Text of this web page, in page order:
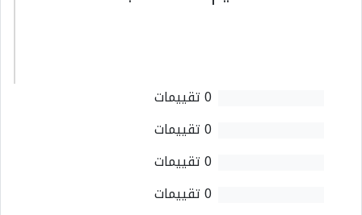
0 تقييمات
0 تقييمات
0 تقييمات
0 تقييمات